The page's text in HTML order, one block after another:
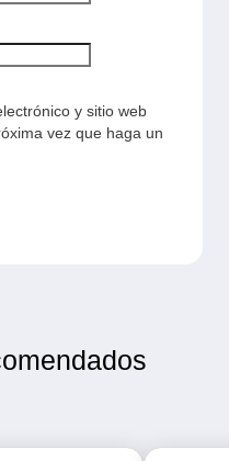
y sitio web
vez que haga un